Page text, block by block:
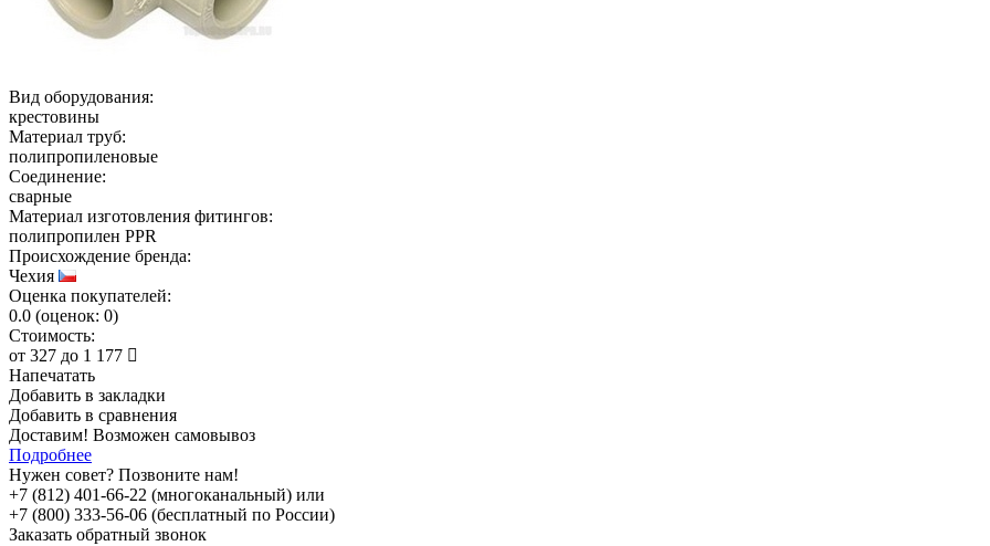
Вид оборудования:
крестовины
Материал труб:
полипропиленовые
Соединение:
сварные
Материал изготовления фитингов:
полипропилен PPR
Происхождение бренда:
Чехия
Оценка покупателей:
0.0 (оценок: 0)
Стоимость:
от 327 до 1 177
Напечатать
Добавить в закладки
Добавить в сравнения
Доставим! Возможен самовывоз
Подробнее
Нужен совет? Позвоните нам!
+7 (812) 401-66-22 (многоканальный) или
+7 (800) 333-56-06 (бесплатный по России)
Заказать обратный звонок